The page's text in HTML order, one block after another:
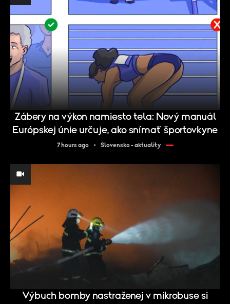
Zábery na výkon namiesto tela: Nový manuál
Európskej únie určuje, ako snímať športovkyne
7 hours ago Slovensko - aktuality
Výbuch bomby nastraženej v mikrobuse si